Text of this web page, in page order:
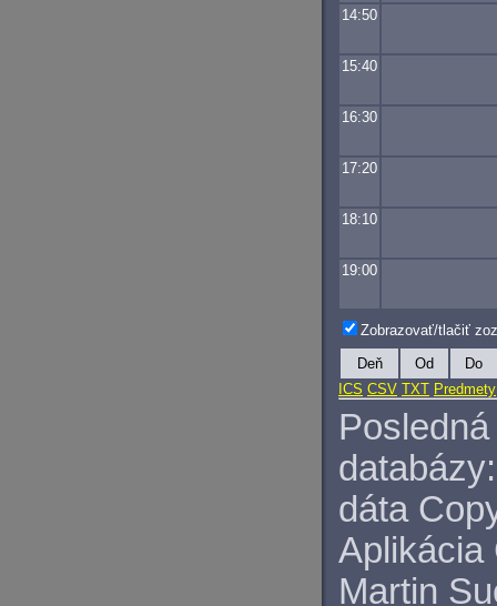
14:50
15:40
16:30
17:20
18:10
19:00
Zobrazovať/tlačiť
Deň Od
Do
ICS CSV TXT Predmety
databázy:
dáta
Aplikácia
Martin